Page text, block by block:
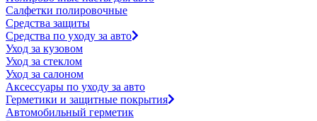
Салфетки полировочные
Средства защиты
Средства по уходу за авто
Уход за кузовом
Уход за стеклом
Уход за салоном
Аксессуары по уходу за авто
Герметики и защитные покрытия
Автомобильный герметик